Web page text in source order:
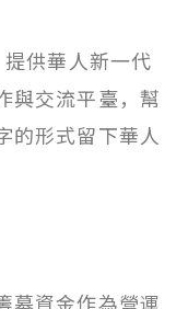
供華人新一代
與交流平臺，幫
的形式留下華人
募資金作為營運